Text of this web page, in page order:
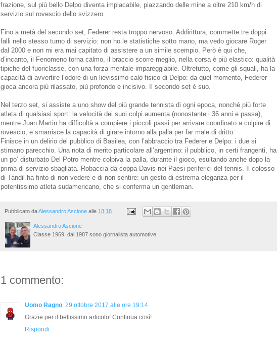
frazione, sul più bello Delpo diventa implacabile, piazzando delle mine a oltre 210 km/h di
servizio sul rovescio dello svizzero.
Fino a metà del secondo set, Federer resta troppo nervoso. Addirittura, commette tre doppi
falli nello stesso turno di servizio: non ho le statistiche sotto mano, ma vedo giocare Roger
dal 2000 e non mi era mai capitato di assistere a un simile scempio. Però è qui che,
d’incanto, il Fenomeno torna calmo, il braccio scorre meglio, nella corsa è più elastico: qualità
tipiche del fuoriclasse, con una forza mentale impareggiabile. Oltretutto, come gli squali, ha la
capacità di avvertire l’odore di un lievissimo calo fisico di Delpo: da quel momento, Federer
gioca ancora più rilassato, più profondo e incisivo. Il secondo set è suo.
Nel terzo set, si assiste a uno show del più grande tennista di ogni epoca, nonché più forte
atleta di qualsiasi sport: la velocità dei suoi colpi aumenta (nonostante i 36 anni e passa),
mentre Juan Martin ha difficoltà a compiere i piccoli passi per arrivare coordinato a colpire di
rovescio, e smarrisce la capacità di girare intorno alla palla per far male di dritto.
Finisce in un delirio del pubblico di Basilea, con l’abbraccio tra Federer e Delpo: i due si
stimano parecchio. Una nota di merito particolare all’argentino: il pubblico, in certi frangenti, ha
un po’ disturbato Del Potro mentre colpiva la palla, durante il gioco, esultando anche dopo la
prima di servizio sbagliata. Robaccia da coppa Davis nei Paesi periferici del tennis. Il colosso
di Tandil ha finto di non vedere e di non sentire: un gesto di estrema eleganza per il
potentissimo atleta sudamericano, che si conferma un gentleman.
Pubblicato daAlessandro Ascione alle 18:18
Alessandro Ascione
Classe 1969, dal 1987 sono giornalista automotive
1 commento:
Uomo Ragno 29 ottobre 2017 alle ore 19:14
Grazie per il bellissimo articolo! Continua così!
Rispondi